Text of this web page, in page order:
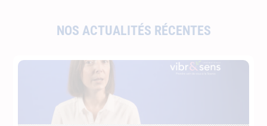
NOS ACTUALITÉS RÉCENTES